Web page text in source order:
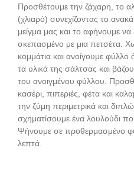
Προσθέτουμε την ζάχαρη, το
(χλιαρό) συνεχίζοντας το
μείγμα μας και το αφήνουμε
σκεπασμένο με μια πετσέτα.
κομμάτια και ανοίγουμε
τα υλικά της σάλτσας και
του ανοιγμένου φύλλου.
κασέρι, πιπεριές, φέτα και
την ζύμη περιμετρικά και
σχηματίσουμε ένα λουλούδι
Ψήνουμε σε προθερμασμένο
λεπτά.